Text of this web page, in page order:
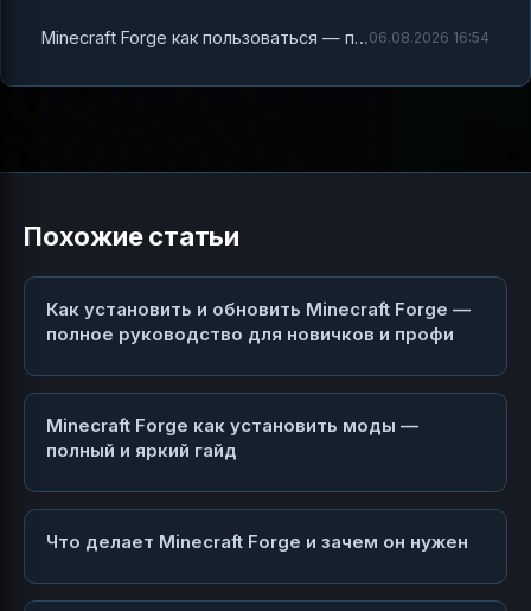
Minecraft Forge как пользоваться — полный гид для новичков и профи06.08.2026 16:54
Похожие статьи
Как установить и обновить Minecraft Forge —
полное руководство для новичков и профи
Minecraft Forge как установить моды —
полный и яркий гайд
Что делает Minecraft Forge и зачем он нужен